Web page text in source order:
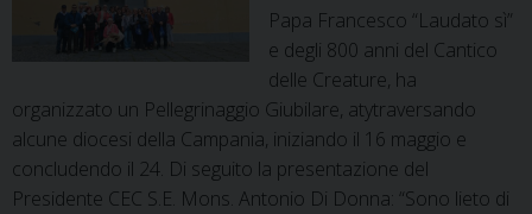
Papa Francesco “Laudato sì”
e degli 800 anni del Cantico
delle Creature, ha
organizzato un Pellegrinaggio Giubilare, atytraversando
alcune diocesi della Campania, iniziando il 16 maggio e
concludendo il 24. Di seguito la presentazione del
Presidente CEC S.E. Mons. Antonio Di Donna: “Sono lieto di